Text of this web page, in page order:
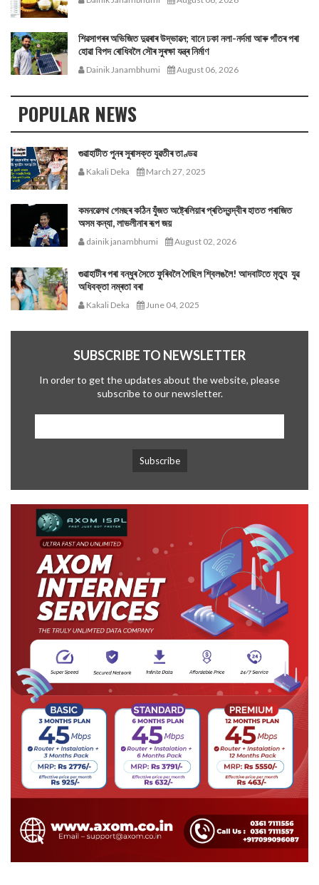
শিৱসাগৰৰ অভিজিত দুৱৰাৰ উদ্ভাৱন; বানে ঢকা নলা-নৰ্দমা আৰু গাঁতৰ পৰা
হোৱা বিপদ ৰোধিবলৈ সৌৰ সুৰক্ষা যন্ত্ৰ নিৰ্মাণ
Dainik Janambhumi August 06, 2026
POPULAR NEWS
গুৱাহাটীত পুনৰ সুৰাসক্ত যুৱতীৰ তাণ্ডৱ
Kakali Deka March 27, 2025
কমনৱেলথ গেমছৰ কঠিন যুঁজত অষ্ট্ৰেলিয়াৰ প্ৰতিদ্বন্দ্বীৰ হাতত পৰাজিত
অসম কন্যা, লাভলীনাৰ ৰূপ জয়
dainik janambhumi August 02, 2026
গুৱাহাটীৰ পৰা বন্ধুৰ সৈতে ফুৰিবলৈ গৈছিল শ্বিলঙলৈ! আদবাটতে মৃত্যু যুৱ
অধিবক্তা নম্ৰতা বৰা
Kakali Deka June 04, 2025
SUBSCRIBE TO NEWSLETTER
In order to get the updates about the website, please
subscribe to our newsletter.